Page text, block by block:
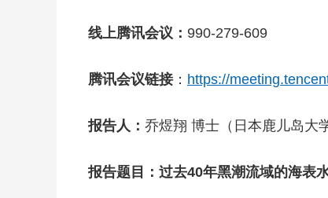
线上腾讯会议： 990-279-609
腾讯会议链接： https://
报告人： 乔煜翔 博士（日本鹿儿岛大
报告题目：过去40年黑潮流域的海表